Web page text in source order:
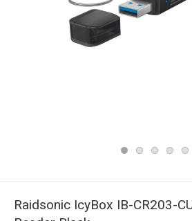
Raidsonic IcyBox IB-CR203-